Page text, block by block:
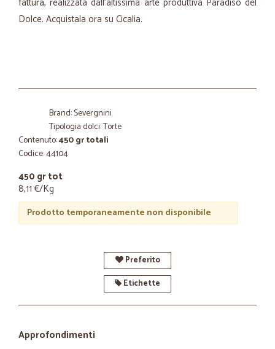
Dolce. Acquistala ora su Cicalia.
Brand: Severgnini
Tipologia dolci: Torte
Contenuto:450 gr totali
Codice: 44104
450 gr tot
8,11 €/Kg
Prodotto temporaneamente non disponibile
Preferito
Etichette
Approfondimenti